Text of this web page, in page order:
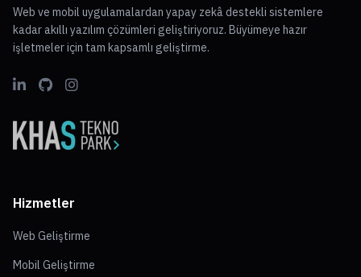
Web ve mobil uygulamalardan yapay zekâ destekli sistemlere
kadar akıllı yazılım çözümleri geliştiriyoruz. Büyümeye hazır
işletmeler için tam kapsamlı geliştirme.
Hizmetler
Web Geliştirme
Mobil Geliştirme